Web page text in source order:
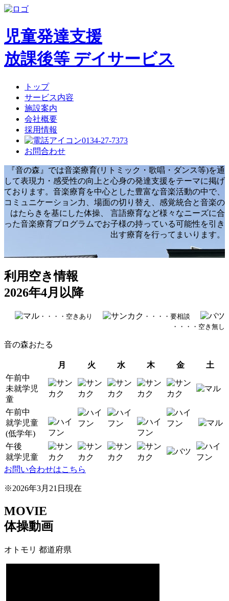
児童発達支援
放課後等 デイサービス
トップ
サービス内容
施設案内
会社概要
採用情報
0134-27-7373
お問合わせ
『音の森』では音楽療育(リトミック・歌唱・ダンス等)を通
して表現力・感受性の向上と心身の発達支援をテーマに掲げ
ております。音楽療育を中心とした豊富な音楽活動の中で、
コミュニケーション力、場面の切り替え、感覚統合と音楽の
はたらきを基にした体操、 言語療育など様々なニーズに合
った音楽療育プログラムでお子様の持っている可能性を引き
出す療育を行ってまいります。
利用空き情報
2026年4月以降
・・・・空きあり
・・・・要相談
・・・・空き無し
音の森おたる
月 火 水 木 金
土
午前中
未就学児
童
午前中
就学児童
(低学年)
午後
就学児童
お問い合わせはこちら
※2026年3月21日現在
MOVIE
体操動画
オトモリ 都道府県